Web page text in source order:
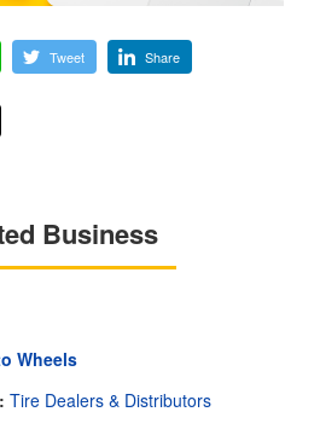
Tweet Share
Business
Wheels
Tire Dealers & Distributors